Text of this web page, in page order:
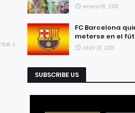
enero 16, 2011
FC Barcelona
meterse en el
abril 21, 2011
SUBSCRIBE US